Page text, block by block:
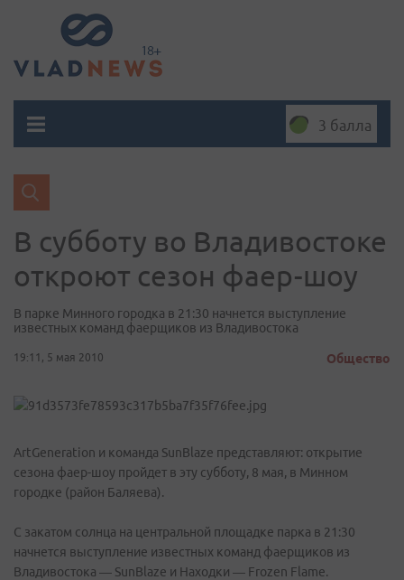
3 балла
В субботу во Владивостоке
откроют сезон фаер-шоу
В парке Минного городка в 21:30 начнется выступление
известных команд фаерщиков из Владивостока
19:11, 5 мая 2010 Общество
ArtGeneration и команда SunBlaze представляют: открытие
сезона фаер-шоу пройдет в эту субботу, 8 мая, в Минном
городке (район Баляева).
С закатом солнца на центральной площадке парка в 21:30
начнется выступление известных команд фаерщиков из
Владивостока — SunBlaze и Находки — Frozen Flame.